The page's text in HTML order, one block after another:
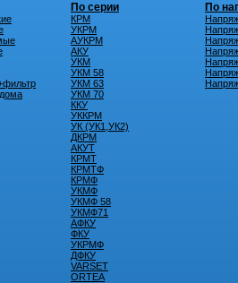
По серии
КРМ
УКРМ
АУКРМ
АКУ
УКМ
УКМ 58
УКМ 63
УКМ 70
ККУ
УККРМ
УК (УК1,УК2)
ДКРМ
АКУТ
КРМТ
КРМТФ
КРМФ
УКМФ
УКМФ 58
УКМФ71
АФКУ
ФКУ
УКРМФ
ДФКУ
VARSET
ORTEA
По